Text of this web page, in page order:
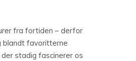
fra fortiden – derfor
blandt favoritterne
stadig fascinerer os